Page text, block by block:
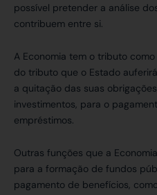
possível pretender a análise
contribuem entre si.
A Economia tem o tributo
do tributo que o Estado
a quitação das suas
investimentos, para o
empréstimos.
Outras funções que a
para a formação de fundos
pagamento de benefícios,